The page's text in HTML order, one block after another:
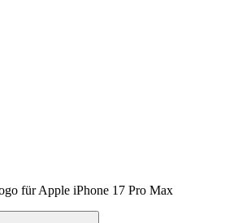
für Apple iPhone 17 Pro Max